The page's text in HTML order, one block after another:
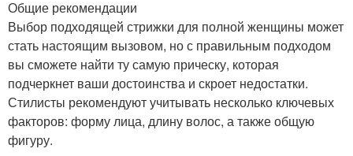
Общие рекомендации
Выбор подходящей стрижки для полной женщины может
стать настоящим вызовом, но с правильным подходом
вы сможете найти ту самую прическу, которая
подчеркнет ваши достоинства и скроет недостатки.
Стилисты рекомендуют учитывать несколько ключевых
факторов: форму лица, длину волос, а также общую
фигуру.